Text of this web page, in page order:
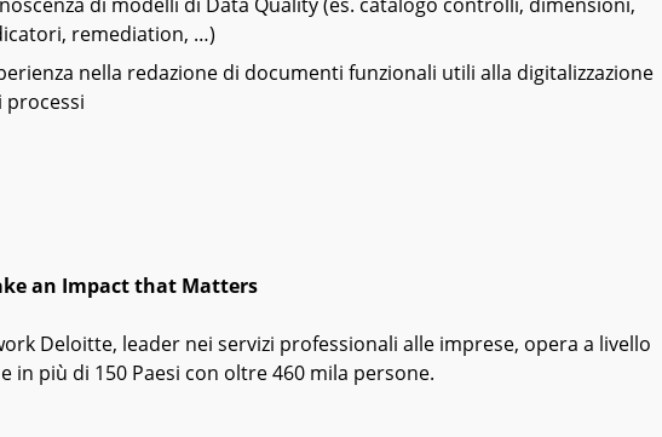
remediation, …)
nella redazione di documenti funzionali utili alla digitalizzazione
processi
an Impact that Matters
Deloitte, leader nei servizi professionali alle imprese, opera a livello
in più di 150 Paesi con oltre 460 mila persone.